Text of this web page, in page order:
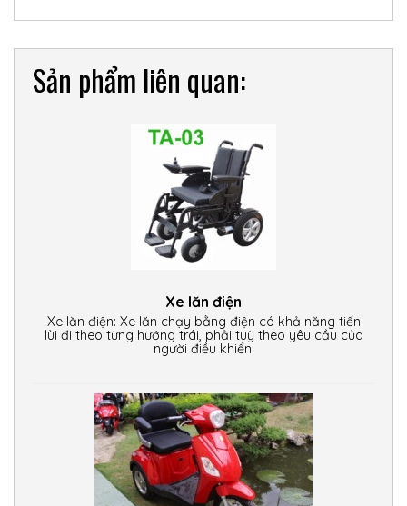
Sản phẩm liên quan:
Xe lăn điện
Xe lăn điện: Xe lăn chạy bằng điện có khả năng tiến
lùi đi theo từng hướng trái, phải tuỳ theo yêu cầu của
người điều khiển.